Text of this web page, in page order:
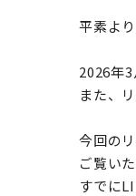
平素よ
2026年
また、
今回の
ご覧い
すでに